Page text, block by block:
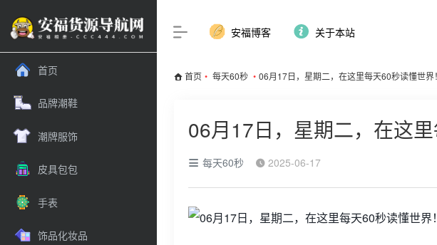
首页
品牌潮鞋
潮牌服饰
皮具包包
手表
饰品化妆品
安福博客 关于本站
首页 • 每天60秒 • 06月17日，星期二，在这里每天60秒读懂世界！
06月17日，星期二，在这里
每天60秒 2025-06-17